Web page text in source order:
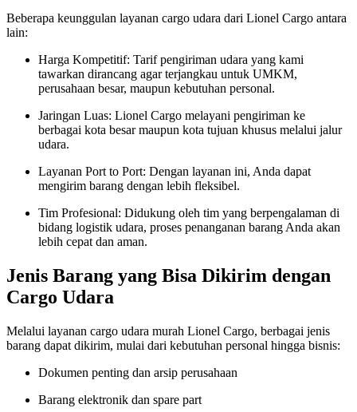
Beberapa keunggulan layanan cargo udara dari Lionel Cargo antara
lain:
Harga Kompetitif: Tarif pengiriman udara yang kami
tawarkan dirancang agar terjangkau untuk UMKM,
perusahaan besar, maupun kebutuhan personal.
Jaringan Luas: Lionel Cargo melayani pengiriman ke
berbagai kota besar maupun kota tujuan khusus melalui jalur
udara.
Layanan Port to Port: Dengan layanan ini, Anda dapat
mengirim barang dengan lebih fleksibel.
Tim Profesional: Didukung oleh tim yang berpengalaman di
bidang logistik udara, proses penanganan barang Anda akan
lebih cepat dan aman.
Jenis Barang yang Bisa Dikirim dengan
Cargo Udara
Melalui layanan cargo udara murah Lionel Cargo, berbagai jenis
barang dapat dikirim, mulai dari kebutuhan personal hingga bisnis:
Dokumen penting dan arsip perusahaan
Barang elektronik dan spare part